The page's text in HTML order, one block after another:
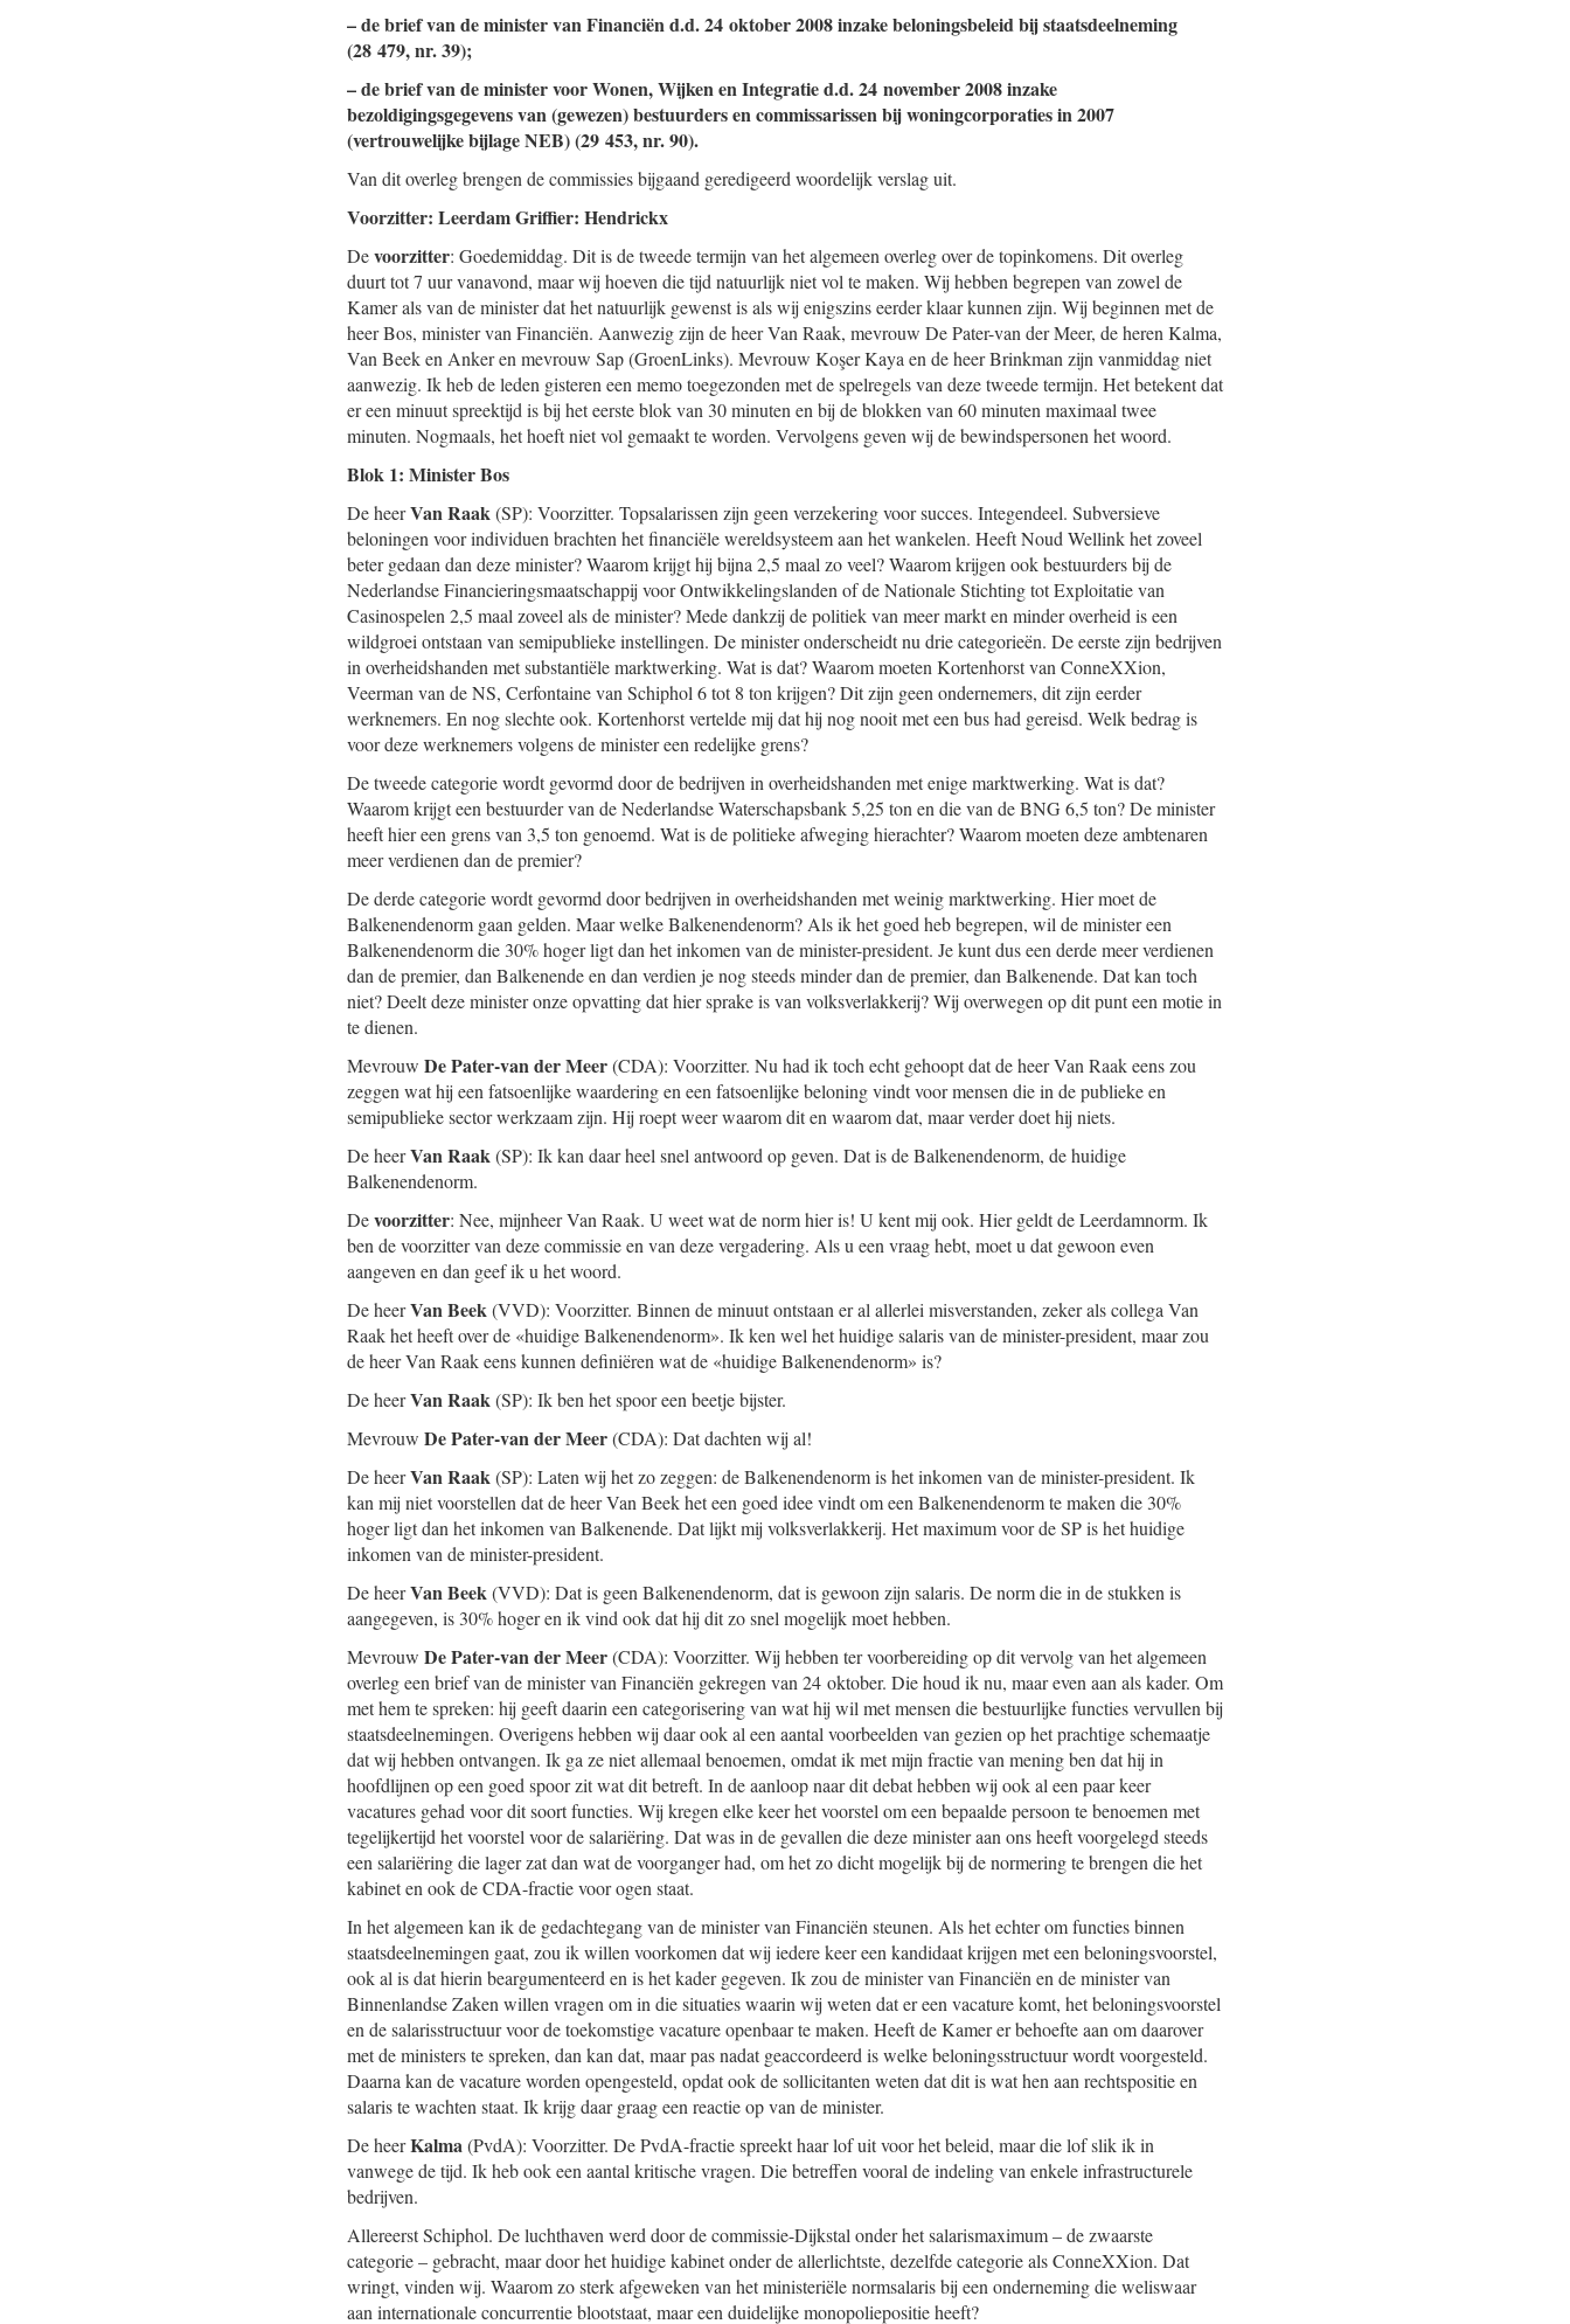
– de brief van de minister van Financiën d.d. 24 oktober 2008 inzake beloningsbeleid bij staatsdeelneming
(28 479, nr. 39);
– de brief van de minister voor Wonen, Wijken en Integratie d.d. 24 november 2008 inzake
bezoldigingsgegevens van (gewezen) bestuurders en commissarissen bij woningcorporaties in 2007
(vertrouwelijke bijlage NEB) (29 453, nr. 90).
Van dit overleg brengen de commissies bijgaand geredigeerd woordelijk verslag uit.
Voorzitter: Leerdam Griffier: Hendrickx
Devoorzitter: Goedemiddag. Dit is de tweede termijn van het algemeen overleg over de topinkomens. Dit overleg
duurt tot 7 uur vanavond, maar wij hoeven die tijd natuurlijk niet vol te maken. Wij hebben begrepen van zowel de
Kamer als van de minister dat het natuurlijk gewenst is als wij enigszins eerder klaar kunnen zijn. Wij beginnen met de
heer Bos, minister van Financiën. Aanwezig zijn de heer Van Raak, mevrouw De Pater-van der Meer, de heren Kalma,
Van Beek en Anker en mevrouw Sap (GroenLinks). Mevrouw Koşer Kaya en de heer Brinkman zijn vanmiddag niet
aanwezig. Ik heb de leden gisteren een memo toegezonden met de spelregels van deze tweede termijn. Het betekent dat
er een minuut spreektijd is bij het eerste blok van 30 minuten en bij de blokken van 60 minuten maximaal twee
minuten. Nogmaals, het hoeft niet vol gemaakt te worden. Vervolgens geven wij de bewindspersonen het woord.
Blok 1: Minister Bos
De heerVan Raak(SP): Voorzitter. Topsalarissen zijn geen verzekering voor succes. Integendeel. Subversieve
beloningen voor individuen brachten het financiële wereldsysteem aan het wankelen. Heeft Noud Wellink het zoveel
beter gedaan dan deze minister? Waarom krijgt hij bijna 2,5 maal zo veel? Waarom krijgen ook bestuurders bij de
Nederlandse Financieringsmaatschappij voor Ontwikkelingslanden of de Nationale Stichting tot Exploitatie van
Casinospelen 2,5 maal zoveel als de minister? Mede dankzij de politiek van meer markt en minder overheid is een
wildgroei ontstaan van semipublieke instellingen. De minister onderscheidt nu drie categorieën. De eerste zijn bedrijven
in overheidshanden met substantiële marktwerking. Wat is dat? Waarom moeten Kortenhorst van ConneXXion,
Veerman van de NS, Cerfontaine van Schiphol 6 tot 8 ton krijgen? Dit zijn geen ondernemers, dit zijn eerder
werknemers. En nog slechte ook. Kortenhorst vertelde mij dat hij nog nooit met een bus had gereisd. Welk bedrag is
voor deze werknemers volgens de minister een redelijke grens?
De tweede categorie wordt gevormd door de bedrijven in overheidshanden met enige marktwerking. Wat is dat?
Waarom krijgt een bestuurder van de Nederlandse Waterschapsbank 5,25 ton en die van de BNG 6,5 ton? De minister
heeft hier een grens van 3,5 ton genoemd. Wat is de politieke afweging hierachter? Waarom moeten deze ambtenaren
meer verdienen dan de premier?
De derde categorie wordt gevormd door bedrijven in overheidshanden met weinig marktwerking. Hier moet de
Balkenendenorm gaan gelden. Maar welke Balkenendenorm? Als ik het goed heb begrepen, wil de minister een
Balkenendenorm die 30% hoger ligt dan het inkomen van de minister-president. Je kunt dus een derde meer verdienen
dan de premier, dan Balkenende en dan verdien je nog steeds minder dan de premier, dan Balkenende. Dat kan toch
niet? Deelt deze minister onze opvatting dat hier sprake is van volksverlakkerij? Wij overwegen op dit punt een motie in
te dienen.
Mevrouw De Pater-van der Meer(CDA): Voorzitter. Nu had ik toch echt gehoopt dat de heer Van Raak eens zou
zeggen wat hij een fatsoenlijke waardering en een fatsoenlijke beloning vindt voor mensen die in de publieke en
semipublieke sector werkzaam zijn. Hij roept weer waarom dit en waarom dat, maar verder doet hij niets.
De heerVan Raak(SP): Ik kan daar heel snel antwoord op geven. Dat is de Balkenendenorm, de huidige
Balkenendenorm.
Devoorzitter: Nee, mijnheer Van Raak. U weet wat de norm hier is! U kent mij ook. Hier geldt de Leerdamnorm. Ik
ben de voorzitter van deze commissie en van deze vergadering. Als u een vraag hebt, moet u dat gewoon even
aangeven en dan geef ik u het woord.
De heerVan Beek(VVD): Voorzitter. Binnen de minuut ontstaan er al allerlei misverstanden, zeker als collega Van
Raak het heeft over de «huidige Balkenendenorm». Ik ken wel het huidige salaris van de minister-president, maar zou
de heer Van Raak eens kunnen definiëren wat de «huidige Balkenendenorm» is?
De heerVan Raak(SP): Ik ben het spoor een beetje bijster.
Mevrouw De Pater-van der Meer(CDA): Dat dachten wij al!
De heerVan Raak(SP): Laten wij het zo zeggen: de Balkenendenorm is het inkomen van de minister-president. Ik
kan mij niet voorstellen dat de heer Van Beek het een goed idee vindt om een Balkenendenorm te maken die 30%
hoger ligt dan het inkomen van Balkenende. Dat lijkt mij volksverlakkerij. Het maximum voor de SP is het huidige
inkomen van de minister-president.
De heerVan Beek(VVD): Dat is geen Balkenendenorm, dat is gewoon zijn salaris. De norm die in de stukken is
aangegeven, is 30% hoger en ik vind ook dat hij dit zo snel mogelijk moet hebben.
Mevrouw De Pater-van der Meer(CDA): Voorzitter. Wij hebben ter voorbereiding op dit vervolg van het algemeen
overleg een brief van de minister van Financiën gekregen van 24 oktober. Die houd ik nu, maar even aan als kader. Om
met hem te spreken: hij geeft daarin een categorisering van wat hij wil met mensen die bestuurlijke functies vervullen bij
staatsdeelnemingen. Overigens hebben wij daar ook al een aantal voorbeelden van gezien op het prachtige schemaatje
dat wij hebben ontvangen. Ik ga ze niet allemaal benoemen, omdat ik met mijn fractie van mening ben dat hij in
hoofdlijnen op een goed spoor zit wat dit betreft. In de aanloop naar dit debat hebben wij ook al een paar keer
vacatures gehad voor dit soort functies. Wij kregen elke keer het voorstel om een bepaalde persoon te benoemen met
tegelijkertijd het voorstel voor de salariëring. Dat was in de gevallen die deze minister aan ons heeft voorgelegd steeds
een salariëring die lager zat dan wat de voorganger had, om het zo dicht mogelijk bij de normering te brengen die het
kabinet en ook de CDA-fractie voor ogen staat.
In het algemeen kan ik de gedachtegang van de minister van Financiën steunen. Als het echter om functies binnen
staatsdeelnemingen gaat, zou ik willen voorkomen dat wij iedere keer een kandidaat krijgen met een beloningsvoorstel,
ook al is dat hierin beargumenteerd en is het kader gegeven. Ik zou de minister van Financiën en de minister van
Binnenlandse Zaken willen vragen om in die situaties waarin wij weten dat er een vacature komt, het beloningsvoorstel
en de salarisstructuur voor de toekomstige vacature openbaar te maken. Heeft de Kamer er behoefte aan om daarover
met de ministers te spreken, dan kan dat, maar pas nadat geaccordeerd is welke beloningsstructuur wordt voorgesteld.
Daarna kan de vacature worden opengesteld, opdat ook de sollicitanten weten dat dit is wat hen aan rechtspositie en
salaris te wachten staat. Ik krijg daar graag een reactie op van de minister.
De heerKalma(PvdA): Voorzitter. De PvdA-fractie spreekt haar lof uit voor het beleid, maar die lof slik ik in
vanwege de tijd. Ik heb ook een aantal kritische vragen. Die betreffen vooral de indeling van enkele infrastructurele
bedrijven.
Allereerst Schiphol. De luchthaven werd door de commissie-Dijkstal onder het salarismaximum – de zwaarste
categorie – gebracht, maar door het huidige kabinet onder de allerlichtste, dezelfde categorie als ConneXXion. Dat
wringt, vinden wij. Waarom zo sterk afgeweken van het ministeriële normsalaris bij een onderneming die weliswaar
aan internationale concurrentie blootstaat, maar een duidelijke monopoliepositie heeft?